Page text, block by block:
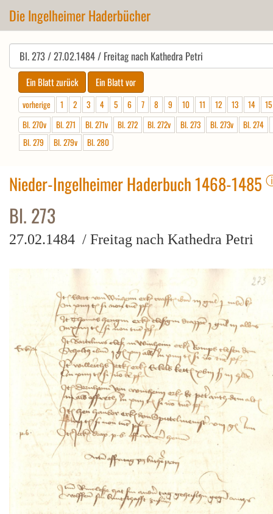
Die Ingelheimer Haderbücher
vorherige 1 2 3 4 5 6 7 8 9 10 11 12 13 14
15
Bl. 270v
Bl. 271 Bl. 271v Bl. 272 Bl. 272v Bl. 273 Bl. 273v
Bl. 274
Bl. 279
Bl. 279v Bl. 280
Nieder-Ingelheimer Haderbuch 1468-1485
Bl. 273
27.02.1484 / Freitag nach Kathedra Petri